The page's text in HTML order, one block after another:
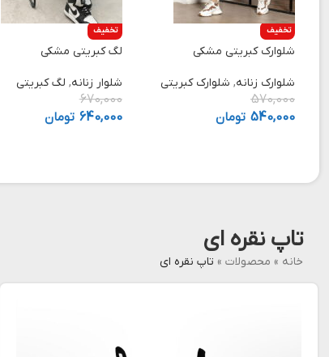
تخفیف
شلوارک کبریتی مشکی
شلوارک زنانه, شلوارک کبریتی
570,000
540,000 تومان
تخفیف
لگ کبریتی مشکی
شلوار زنانه, لگ کبریتی
670,000
640,000 تومان
تاپ نقره ای
خانه » محصولات » تاپ نقره ای